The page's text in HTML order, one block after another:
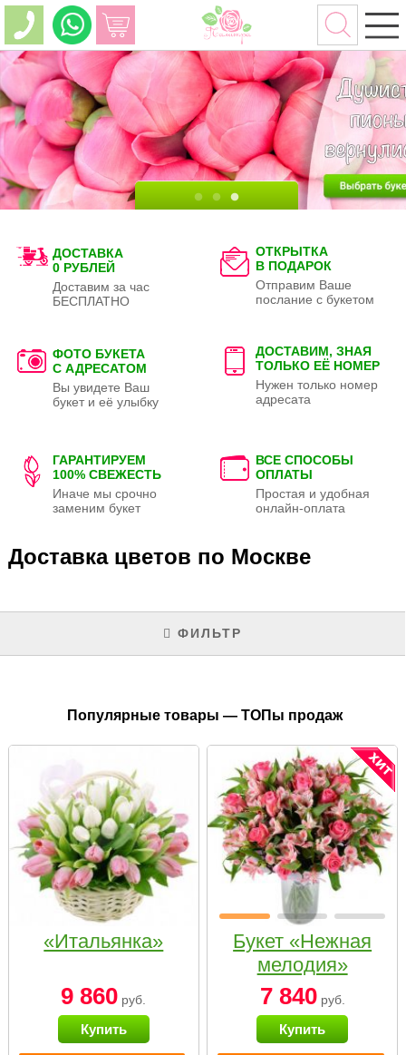
ДОСТАВКА
0 РУБЛЕЙ
Доставим за час
БЕСПЛАТНО
ОТКРЫТКА
В ПОДАРОК
Отправим Ваше
послание с букетом
ФОТО БУКЕТА
С АДРЕСАТОМ
Вы увидете Ваш
букет и её улыбку
ДОСТАВИМ, ЗНАЯ
ТОЛЬКО ЕЁ НОМЕР
Нужен только номер
адресата
ГАРАНТИРУЕМ
100% СВЕЖЕСТЬ
Иначе мы срочно
заменим букет
ВСЕ СПОСОБЫ
ОПЛАТЫ
Простая и удобная
онлайн-оплата
Доставка цветов по Москве
ФИЛЬТР
Популярные товары — ТОПы продаж
«Итальянка»
9 860 руб.
Купить
Букет «Нежная
мелодия»
7 840руб.
Купить